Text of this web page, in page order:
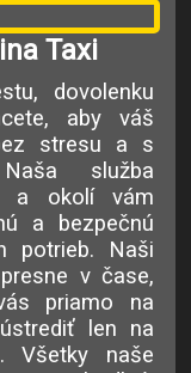
Taxi
dovolenku
aby váš
stresu a s
služba
a okolí vám
a bezpečnú
potrieb. Naši
v čase,
priamo na
len na
Všetky naše